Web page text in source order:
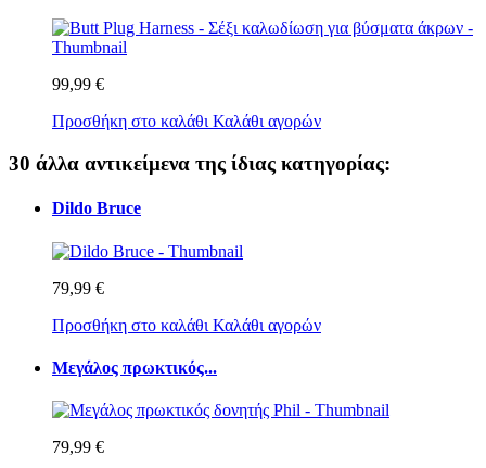
99,99 €
Προσθήκη στο καλάθι Καλάθι αγορών
30 άλλα αντικείμενα της ίδιας κατηγορίας:
Dildo Bruce
79,99 €
Προσθήκη στο καλάθι Καλάθι αγορών
Μεγάλος πρωκτικός...
79,99 €